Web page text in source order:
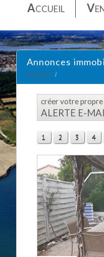
ACCUEIL V
Annonces
Accueil
créer votre propre
ALERTE E-
1 2 3 4